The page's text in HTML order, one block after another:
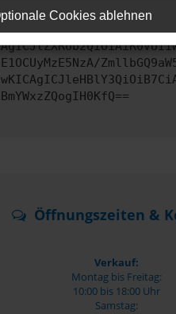
Öffnungszeiten &
Verkauf:
Montag bis Freitag:
10:00 bis 18:00 Uhr
Samstag:
Cookies ablehnen